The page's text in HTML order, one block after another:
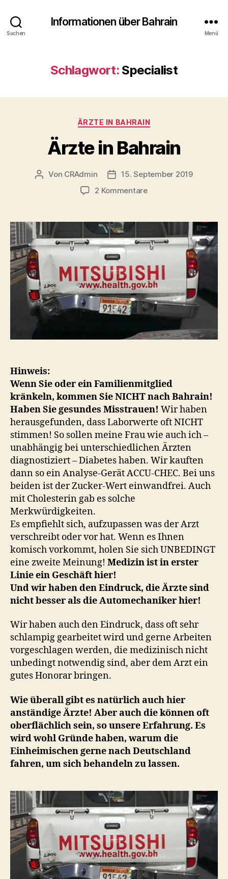
Suchen
Informationen über Bahrain
Menü
Schlagwort: Specialist
Kategorien
ÄRZTE IN BAHRAIN
Ärzte in Bahrain
Beitragsautor
Von CRAdmin Veröffentlichungsdatum
15. September 2019
2 Kommentarezu
Bahrain
Hinweis:
Wenn Sie oder ein Familienmitglied
kränkeln, kommen Sie NICHT nach Bahrain!
Haben Sie gesundes Misstrauen! Wir haben
herausgefunden, dass Laborwerte oft NICHT
stimmen! So sollen meine Frau wie auch ich –
unabhängig bei unterschiedlichen Ärzten
diagnostiziert – Diabetes haben. Wir kauften
dann so ein Analyse-Gerät ACCU-CHEC. Bei uns
beiden ist der Zucker-Wert einwandfrei. Auch
mit Cholesterin gab es solche
Merkwürdigkeiten.
Es empfiehlt sich, aufzupassen was der Arzt
verschreibt oder vor hat. Wenn es Ihnen
komisch vorkommt, holen Sie sich UNBEDINGT
eine zweite Meinung! Medizin ist in erster
Linie ein Geschäft hier!
Und wir haben den Eindruck, die Ärzte sind
nicht besser als die Automechaniker hier!
Wir haben auch den Eindruck, dass oft sehr
schlampig gearbeitet wird und gerne Arbeiten
vorgeschlagen werden, die medizinisch nicht
unbedingt notwendig sind, aber dem Arzt ein
gutes Honorar bringen.
Wie überall gibt es natürlich auch hier
anständige Ärzte! Aber auch die können oft
oberflächlich sein, so unsere Erfahrung. Es
wird wohl Gründe haben, warum die
Einheimischen gerne nach Deutschland
fahren, um sich behandeln zu lassen.